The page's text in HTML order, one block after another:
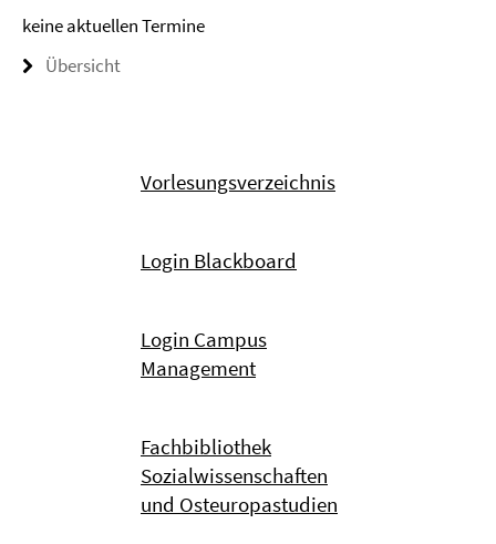
keine aktuellen Termine
Übersicht
Vorlesungsverzeichnis
Login Blackboard
Login Campus
Management
Fachbibliothek
Sozialwissenschaften
und Osteuropastudien